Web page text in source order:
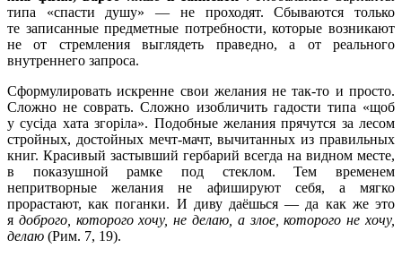
типа «спасти душу» — не проходят. Сбываются только
те записанные предметные потребности, которые возникают
не от стремления выглядеть праведно, а от реального
внутреннего запроса.
Сформулировать искренне свои желания не так-то и просто.
Сложно не соврать. Сложно изобличить гадости типа «щоб
у сусіда хата згоріла». Подобные желания прячутся за лесом
стройных, достойных мечт-мачт, вычитанных из правильных
книг. Красивый застывший гербарий всегда на видном месте,
в показушной рамке под стеклом. Тем временем
непритворные желания не афишируют себя, а мягко
прорастают, как поганки. И диву даёшься — да как же это
я доброго, которого хочу, не делаю, а злое, которого не хочу,
делаю (Рим. 7, 19).